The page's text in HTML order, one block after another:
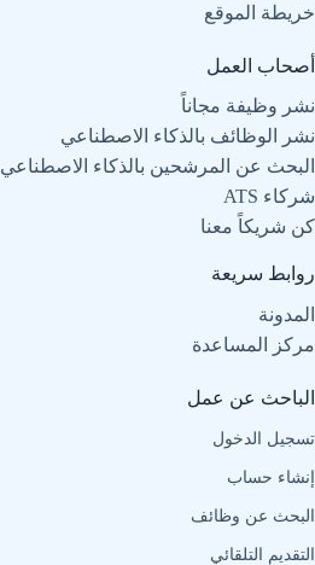
خريطة الموقع
أصحاب العمل
نشر وظيفة مجاناً
نشر الوظائف بالذكاء الاصطناعي
البحث عن المرشحين بالذكاء الاصطناعي
شركاء ATS
كن شريكاً معنا
روابط سريعة
المدونة
مركز المساعدة
الباحث عن عمل
تسجيل الدخول
إنشاء حساب
البحث عن وظائف
التقديم التلقائي